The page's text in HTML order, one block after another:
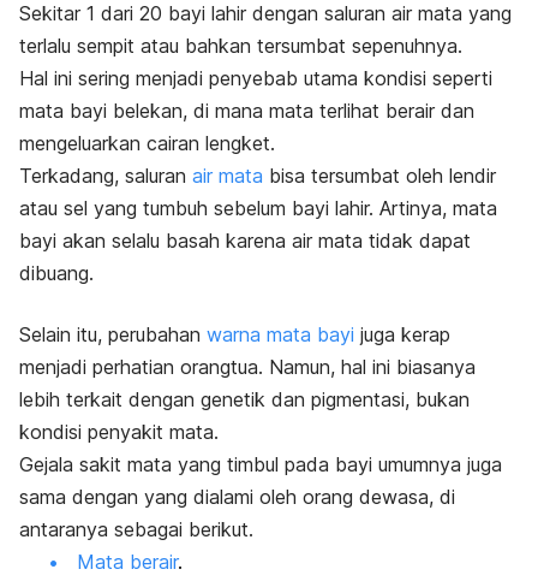
Sekitar 1 dari 20 bayi lahir dengan saluran air mata yang
terlalu sempit atau bahkan tersumbat sepenuhnya.
Hal ini sering menjadi penyebab utama kondisi seperti
mata bayi belekan, di mana mata terlihat berair dan
mengeluarkan cairan lengket.
Terkadang, saluran air mata bisa tersumbat oleh lendir
atau sel yang tumbuh sebelum bayi lahir. Artinya, mata
bayi akan selalu basah karena air mata tidak dapat
dibuang.
Selain itu, perubahan warna mata bayi juga kerap
menjadi perhatian orangtua. Namun, hal ini biasanya
lebih terkait dengan genetik dan pigmentasi, bukan
kondisi penyakit mata.
Gejala sakit mata yang timbul pada bayi umumnya juga
sama dengan yang dialami oleh orang dewasa, di
antaranya sebagai berikut.
Mata berair.